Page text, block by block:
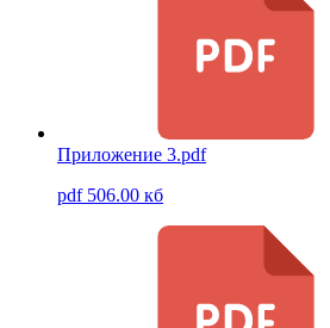
Приложение 3.pdf
pdf 506.00 кб